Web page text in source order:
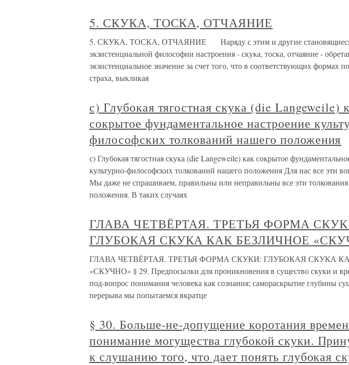
5. СКУКА, ТОСКА, ОТЧАЯНИЕ
5. СКУКА, ТОСКА, ОТЧАЯНИЕ Наряду с этим и другие становящиеся
экзистенциальной философии настроения - скука, тоска, отчаяние -
экзистенциальное значение за счет того, что в соответствующих формах
страха, выкликая
с) Глубокая тягостная скука (die Langeweile)
сокрытое фундаментальное настроение
философских толкований нашего положения
с) Глубокая тягостная скука (die Langeweile) как сокрытое
культурно-философских толкований нашего положения Для нас все эти
Мы даже не спрашиваем, правильны или неправильны все эти
положения. В таких случаях
ГЛАВА ЧЕТВЁРТАЯ. ТРЕТЬЯ ФОРМА
ГЛУБОКАЯ СКУКА КАК БЕЗЛИЧНОЕ
ГЛАВА ЧЕТВЁРТАЯ. ТРЕТЬЯ ФОРМА СКУКИ: ГЛУБОКАЯ СКУКА
«СКУЧНО» § 29. Предпосылки для проникновения в существо скуки и
под-вопрос понимания человека как сознания; самораскрытие глубины
перерыва мы попытаемся вкратце
§ 30. Больше-не-допущение коротания
понимание могущества глубокой скуки.
к слушанию того, что дает понять глубокая